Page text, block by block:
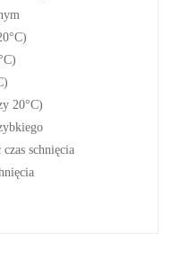
20°C)
schnięcia